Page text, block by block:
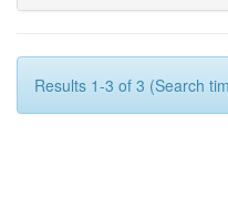
Results 1-3 of 3 (Search